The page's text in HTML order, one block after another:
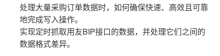
处理大量采购订单数据时，如何确保快速、高效且可靠
地完成写入操作。
实现定时抓取用友BIP接口的数据，并处理它们之间的
数据格式差异。